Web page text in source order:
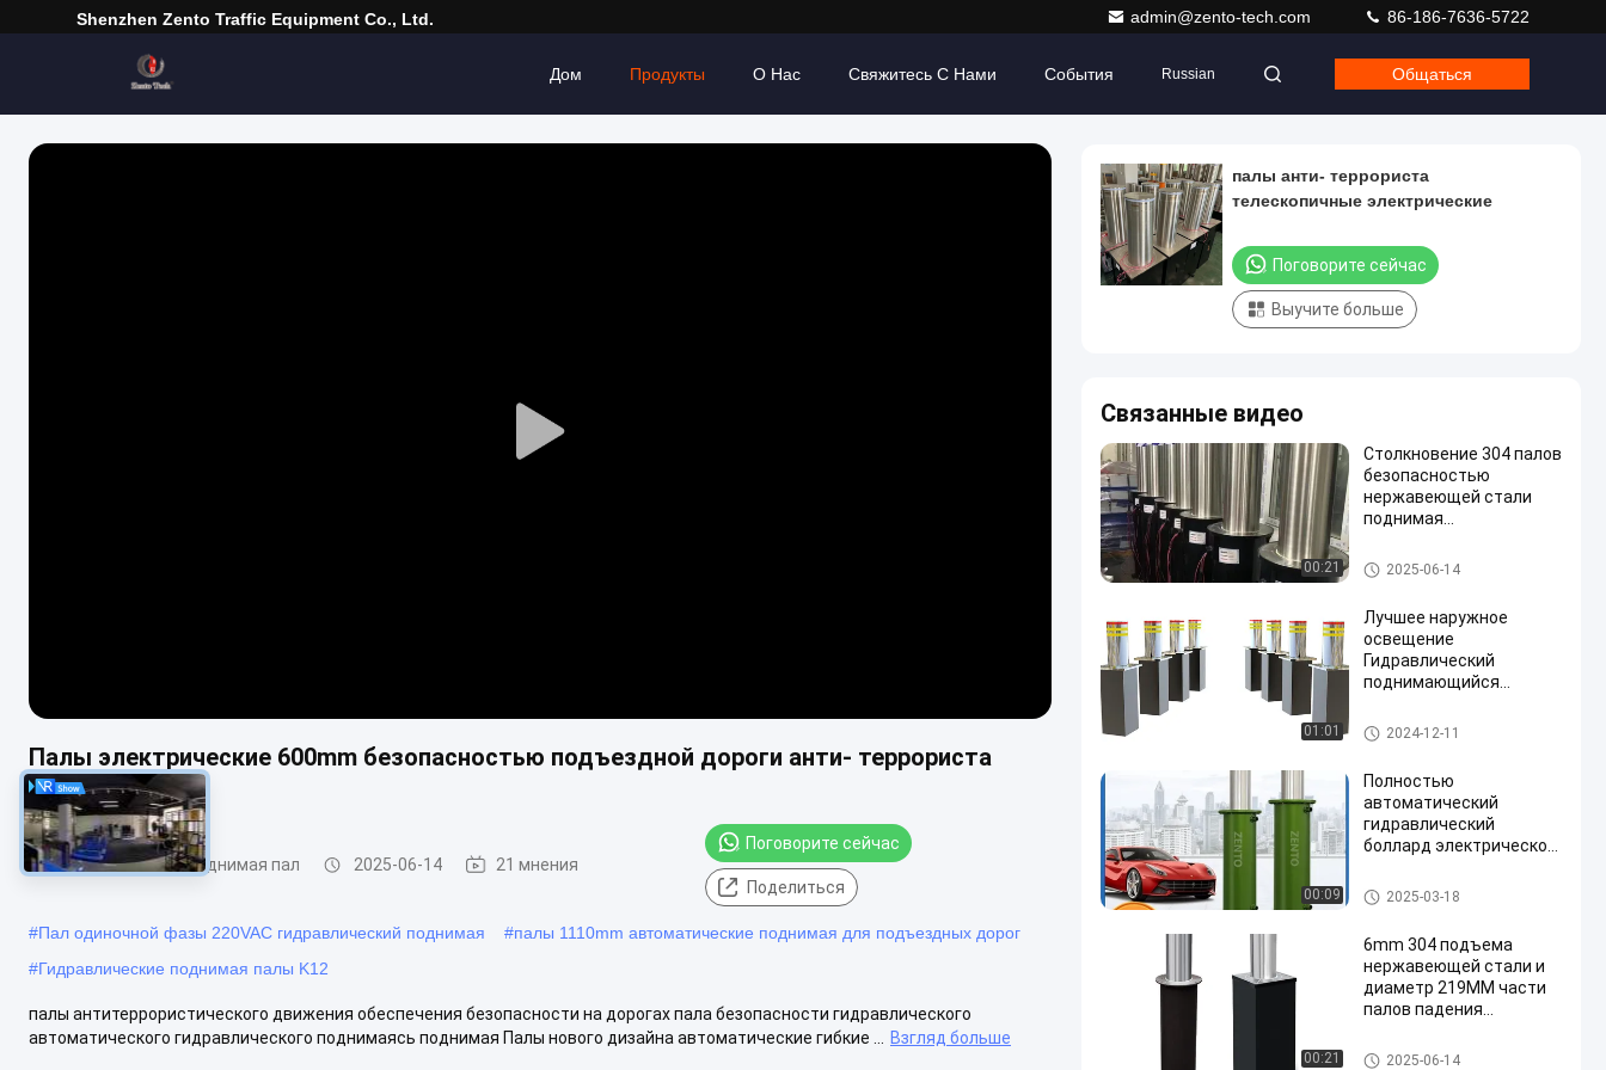
Shenzhen Zento Traffic Equipment Co., Ltd. admin@zento-tech.com 86-186-7636-5722
Дом Продукты О Нас Свяжитесь С Нами События Russian Общаться
Play
Палы электрические 600mm безопасностью подъездной дороги анти- террориста
телескопичные
Гидравлический поднимая пал 2025-06-14 21 мнения
Поговорите сейчас
Поделиться
#Пал одиночной фазы 220VAC гидравлический поднимая #палы 1110mm автоматические поднимая для подъездных дорог
#Гидравлические поднимая палы K12
палы антитеррористического движения обеспечения безопасности на дорогах пала безопасности гидравлического
автоматического гидравлического поднимаясь поднимая Палы нового дизайна автоматические гибкие ...
Взгляд больше
палы анти- террориста
телескопичные электрические
Поговорите сейчас
Выучите больше
Связанные видео
00:21
Столкновение 304 палов
безопасностью
нержавеющей стали
поднимая
Гидравлический поднимая п
ал
2025-06-14
01:01
Лучшее наружное
освещение
Гидравлический
поднимающийся
свет Классический
современный боллард с
Гидравлический поднимая п
ал
2024-12-11
00:09
Полностью
автоматический
гидравлический
боллард электрическое
управление сообщество
противосопротивление
предупреждение
боллард столбики
блокпост
Гидравлический поднимая п
ал
2025-03-18
00:21
6mm 304 подъема
нержавеющей стали и
диаметр 219MM части
палов падения
Гидравлический поднимая п
2025-06-14